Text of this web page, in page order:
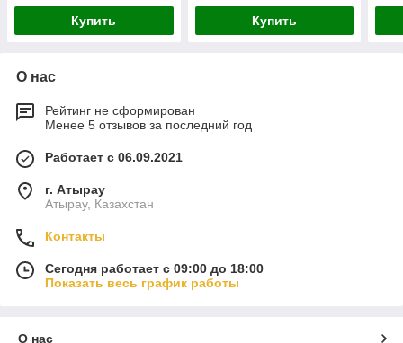
Купить Купить
О нас
Рейтинг не сформирован
Менее 5 отзывов за последний год
Работает с 06.09.2021
г. Атырау
Атырау, Казахстан
Контакты
Сегодня работает с 09:00 до 18:00
Показать весь график работы
О нас